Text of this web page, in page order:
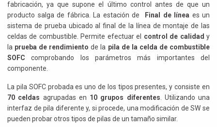
fabricación, ya que supone el último control antes de que un
producto salga de fábrica. La estación de
Final de línea es un
sistema de prueba ubicado al final de la línea de montaje de las
celdas de combustible. Permite efectuar el control de calidad y
la prueba de rendimiento de la pila de la celda de combustible
SOFCcomprobando los parámetros más importantes del
componente.
La pila SOFC probada es uno de los tipos presentes, y consiste en
70 celdas agrupadas en 10 grupos diferentes . Utilizando una
interfaz de pila diferente y, si procede, una modificación de SW se
pueden probar otros tipos de pilas de un tamaño similar.